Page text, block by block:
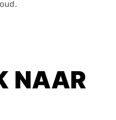
NAAR